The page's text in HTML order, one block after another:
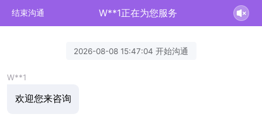
结束沟通 W**1正在为您服务
2026-08-08 15:47:04 开始沟通
W**1
欢迎您来咨询